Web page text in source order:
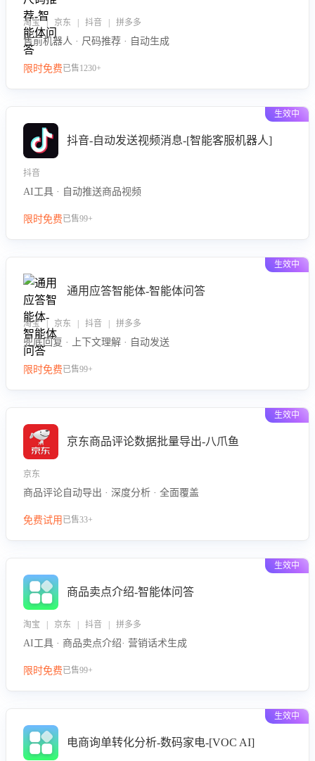
淘宝 | 京东 | 抖音 | 拼多多
售前机器人 · 尺码推荐 · 自动生成
限时免费已售1230+
生效中
抖音-自动发送视频消息-[智能客服机器人]
抖音
AI工具 · 自动推送商品视频
限时免费已售99+
生效中
通用应答智能体-智能体问答
淘宝 | 京东 | 抖音 | 拼多多
兜底回复 · 上下文理解 · 自动发送
限时免费已售99+
生效中
京东商品评论数据批量导出-八爪鱼
京东
商品评论自动导出 · 深度分析 · 全面覆盖
免费试用 已售33+
生效中
商品卖点介绍-智能体问答
淘宝 | 京东 | 抖音 | 拼多多
AI工具 · 商品卖点介绍· 营销话术生成
限时免费已售99+
生效中
电商询单转化分析-数码家电-[VOC AI]